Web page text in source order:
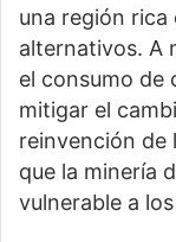
una región rica
alternativos. A
el consumo de
mitigar el
reinvención de
que la minería
vulnerable a